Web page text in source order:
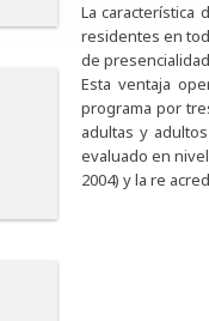
La característica
residentes en
de
Esta ventaja
programa por
adultas y
evaluado en
2004) y la re